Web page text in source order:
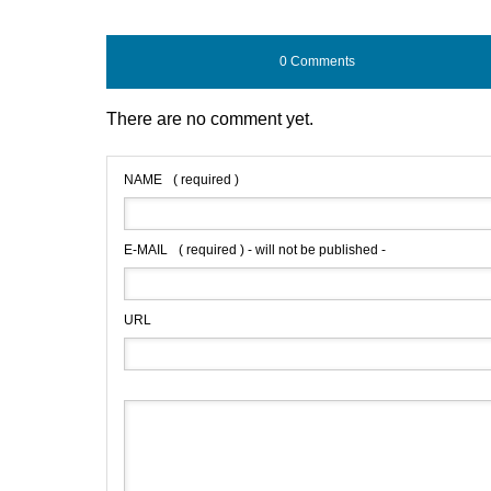
0 Comments
There are no comment yet.
NAME ( required )
E-MAIL ( required ) - will not be published -
URL